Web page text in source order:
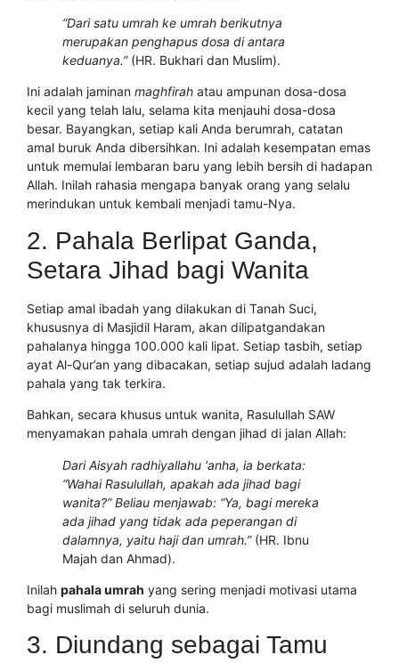
“Dari satu umrah ke umrah berikutnya
merupakan penghapus dosa di antara
keduanya.”(HR. Bukhari dan Muslim).
Ini adalah jaminan maghfirah atau ampunan dosa-dosa
kecil yang telah lalu, selama kita menjauhi dosa-dosa
besar. Bayangkan, setiap kali Anda berumrah, catatan
amal buruk Anda dibersihkan. Ini adalah kesempatan emas
untuk memulai lembaran baru yang lebih bersih di hadapan
Allah. Inilah rahasia mengapa banyak orang yang selalu
merindukan untuk kembali menjadi tamu-Nya.
2. Pahala Berlipat Ganda,
Setara Jihad bagi Wanita
Setiap amal ibadah yang dilakukan di Tanah Suci,
khususnya di Masjidil Haram, akan dilipatgandakan
pahalanya hingga 100.000 kali lipat. Setiap tasbih, setiap
ayat Al-Qur’an yang dibacakan, setiap sujud adalah ladang
pahala yang tak terkira.
Bahkan, secara khusus untuk wanita, Rasulullah SAW
menyamakan pahala umrah dengan jihad di jalan Allah:
Dari Aisyah radhiyallahu ‘anha, ia berkata:
“Wahai Rasulullah, apakah ada jihad bagi
wanita?” Beliau menjawab: “Ya, bagi mereka
ada jihad yang tidak ada peperangan di
dalamnya, yaitu haji dan umrah.”(HR. Ibnu
Majah dan Ahmad).
Inilah pahala umrah yang sering menjadi motivasi utama
bagi muslimah di seluruh dunia.
3. Diundang sebagai Tamu